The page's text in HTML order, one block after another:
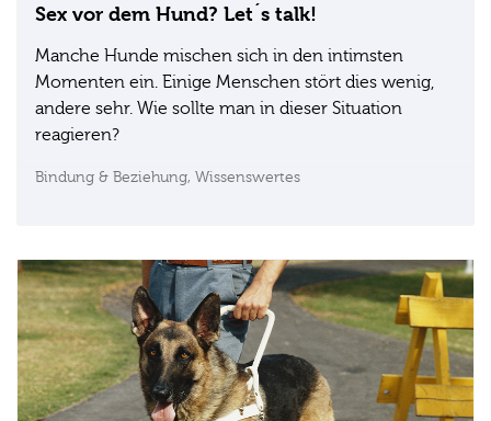
Sex vor dem Hund? Let´s talk!
Manche Hunde mischen sich in den intimsten
Momenten ein. Einige Menschen stört dies wenig,
andere sehr. Wie sollte man in dieser Situation
reagieren?
Bindung & Beziehung, Wissenswertes